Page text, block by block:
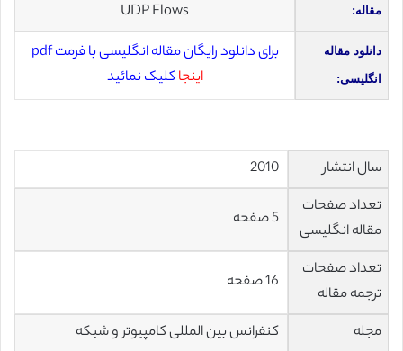
مقاله:
UDP Flows
دانلود مقاله
انگلیسی:
برای دانلود رایگان مقاله انگلیسی با فرمت pdf
اینجاکلیک نمائید
سال انتشار
تعداد صفحات
مقاله انگلیسی
تعداد صفحات
ترجمه مقاله
مجله
کنفرانس بین المللی کامپیوتر و شبکه